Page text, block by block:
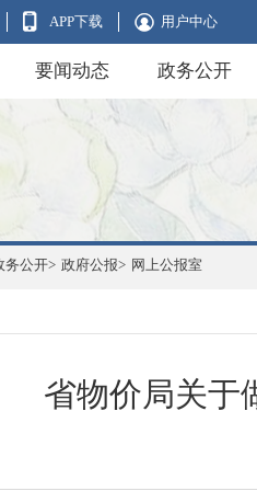
APP下载 用户中心
要闻动态 政务公开
务公开> 政府公报> 网上公报室
省物价局关于